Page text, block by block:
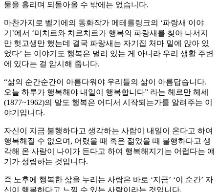
물을 흘리며 되돌아올 수 밖에는 없습니다.
마찬가지로 벨기에의 동화작가 메테를링크의 ‘파랑새 이야
기’에서 ‘미치르와 치르치르가 행복의 파랑새를 찾아 나서지
만 헛고생만 했는데 결국 파랑새는 자기집 처마 밑에 앉아 있
었다’ 는 이야기도 행복은 멀리 있는 게 아니라 우리 생활 주변
에 있다는 걸 암시해 줍니다.
“삶의 순간순간이 아름다워야 우리들의 삶이 아름답습니다.
오늘 하루가 행복해야 내일이 행복합니다” 라는 헤르만 헤세
(1877~1962)의 말도 행복은 어디서 시작되는가를 알려주는 이
야기입니다.
자신이 지금 불행하다고 생각하는 사람이 내일이 온다고 하여
행복해질 수 없으며, 어렸을 때 혹은 젊었을 때 불행하다고 생
각해 온 사람이 나이가 든다고 하여 행복해지기는 어럽다는 얘
기가 성립하는 것입니다.
즉 노후에 행복한 삶을 누리는 사람은 바로 ‘지금’ ‘이 순간’ 자
신이 행복하다고 느낄 수 있는 사람이라는 것입니다.